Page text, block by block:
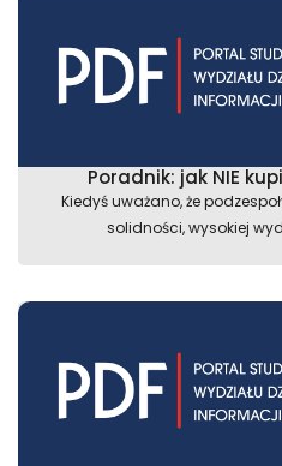
Poradnik: jak NIE
Kiedyś uważano, że
solidności, wysokiej